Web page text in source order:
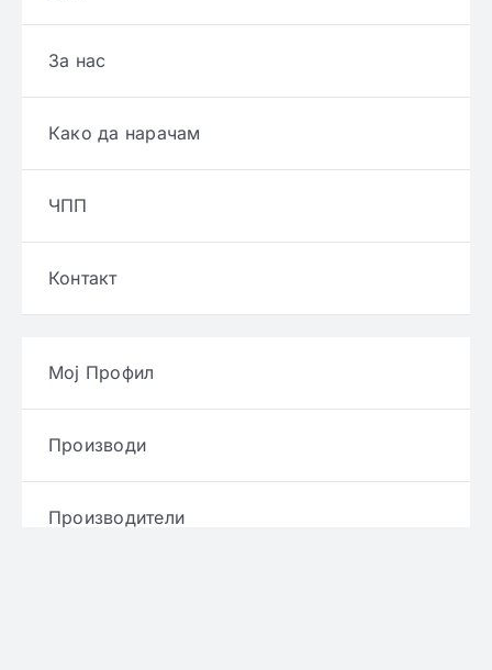
За нас
Како да нарачам
ЧПП
Контакт
Мој Профил
Производи
Производители